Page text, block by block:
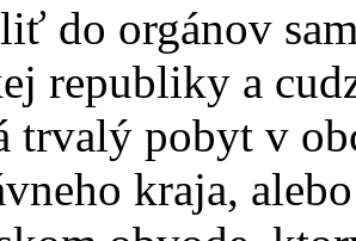
do orgánov
republiky a
pobyt v
kraja,